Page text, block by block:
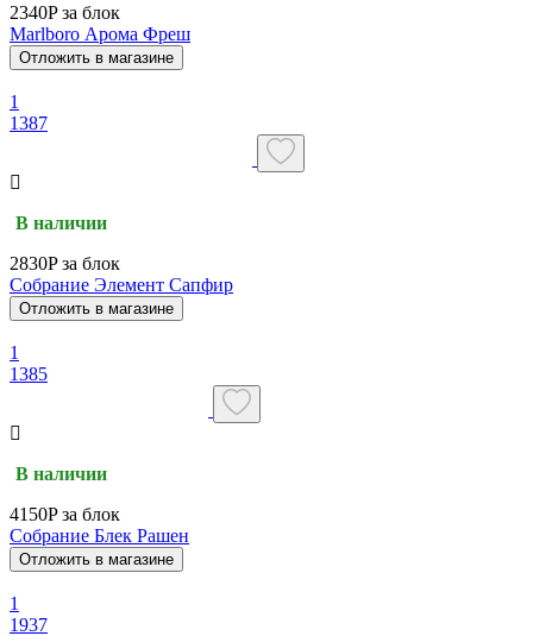
2340P за блок
Marlboro Арома Фреш
Отложить в магазине
1
1387
В наличии
2830P за блок
Собрание Элемент Сапфир
Отложить в магазине
1
1385
В наличии
4150P за блок
Собрание Блек Рашен
Отложить в магазине
1
1937